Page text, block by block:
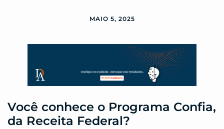
MAIO 5, 2025
Você conhece o Programa Confia,
da Receita Federal?